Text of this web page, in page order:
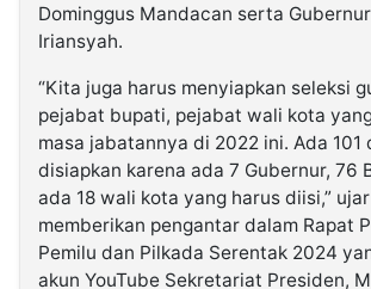
Dominggus Mandacan serta
Iriansyah.
“Kita juga harus menyiapkan seleksi
pejabat bupati, pejabat wali kota
masa jabatannya di 2022 ini. Ada 101
disiapkan karena ada 7 Gubernur, 76
ada 18 wali kota yang harus diisi,”
memberikan pengantar dalam Rapat
Pemilu dan Pilkada Serentak 2024
akun YouTube Sekretariat Presiden,